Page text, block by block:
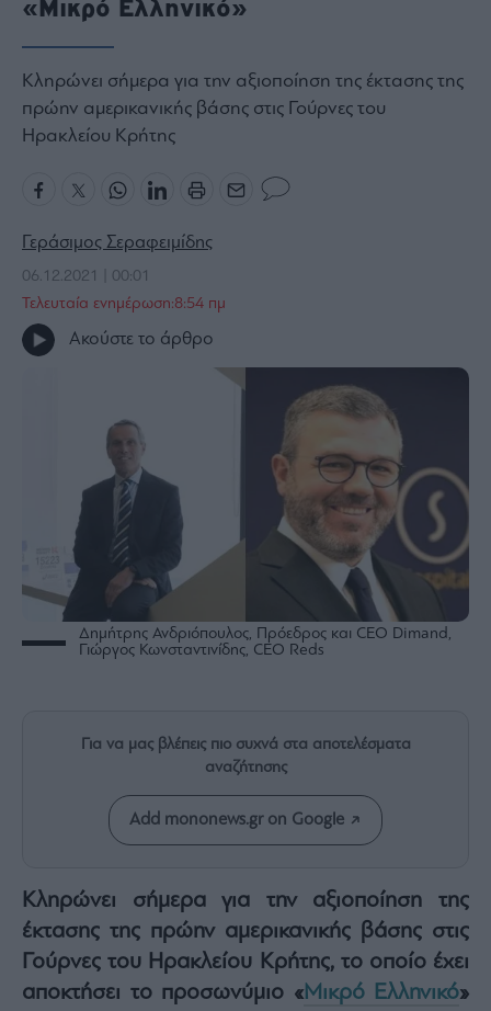
Ενέργεια
Πολιτισμός
Κοινωνία
Law
Financial
The
Wiseman
Winners
Losers
Επι-
θετικά
Rumors
Les
Bons
Vivants
«Μικρό Ελληνικό»
Κληρώνει σήμερα για την αξιοποίηση της έκτασης της
πρώην αμερικανικής βάσης στις Γούρνες του
Ηρακλείου Κρήτης
Γεράσιμος Σεραφειμίδης
06.12.2021 | 00:01
Τελευταία ενημέρωση:8:54 πμ
Ακούστε το άρθρο
Δημήτρης Ανδριόπουλος, Πρόεδρος και CEO Dimand,
Γιώργος Κωνσταντινίδης, CEO Reds
Για να μας βλέπεις πιο συχνά στα αποτελέσματα
αναζήτησης
Add mononews.gr on Google
Κληρώνει σήμερα για την αξιοποίηση της
έκτασης της πρώην αμερικανικής βάσης στις
Γούρνες του Ηρακλείου Κρήτης, το οποίο έχει
αποκτήσει το προσωνύμιο «Μικρό Ελληνικό»